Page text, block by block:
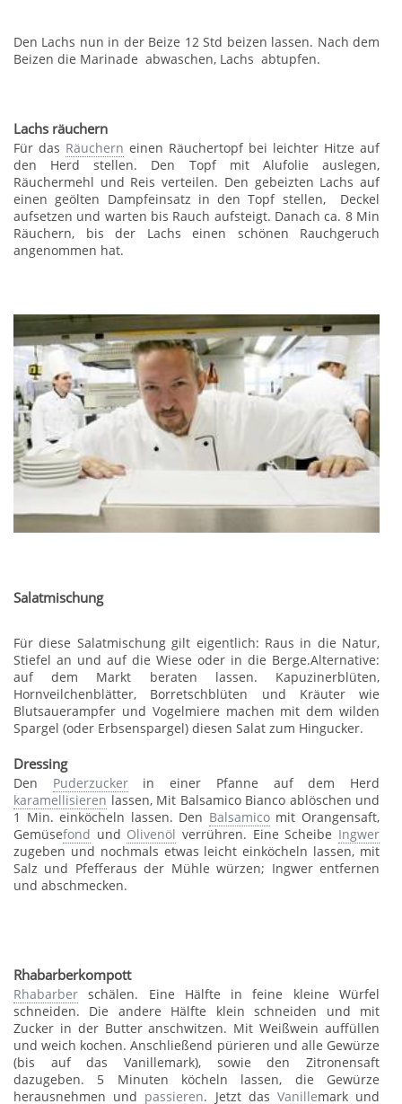
Den Lachs nun in der Beize 12 Std beizen lassen. Nach dem
Beizen die Marinade abwaschen, Lachs abtupfen.
Lachs räuchern
Für das Räuchern einen Räuchertopf bei leichter Hitze auf
den Herd stellen. Den Topf mit Alufolie auslegen,
Räuchermehl und Reis verteilen. Den gebeizten Lachs auf
einen geölten Dampfeinsatz in den Topf stellen, Deckel
aufsetzen und warten bis Rauch aufsteigt. Danach ca. 8 Min
Räuchern, bis der Lachs einen schönen Rauchgeruch
angenommen hat.
Salatmischung
Für diese Salatmischung gilt eigentlich: Raus in die Natur,
Stiefel an und auf die Wiese oder in die Berge.Alternative:
auf dem Markt beraten lassen. Kapuzinerblüten,
Hornveilchenblätter, Borretschblüten und Kräuter wie
Blutsauerampfer und Vogelmiere machen mit dem wilden
Spargel (oder Erbsenspargel) diesen Salat zum Hingucker.
Dressing
Den Puderzuckerin einer Pfanne auf dem Herd
karamellisieren lassen, Mit Balsamico Bianco ablöschen und
1 Min. einköcheln lassen. Den Balsamicomit Orangensaft,
Gemüsefond und Olivenöl verrühren. Eine Scheibe Ingwer
zugeben und nochmals etwas leicht einköcheln lassen, mit
Salz und Pfefferaus der Mühle würzen; Ingwer entfernen
und abschmecken.
Rhabarberkompott
Rhabarber schälen. Eine Hälfte in feine kleine Würfel
schneiden. Die andere Hälfte klein schneiden und mit
Zucker in der Butter anschwitzen. Mit Weißwein auffüllen
und weich kochen. Anschließend pürieren und alle Gewürze
(bis auf das Vanillemark), sowie den Zitronensaft
dazugeben. 5 Minuten köcheln lassen, die Gewürze
herausnehmen und passieren. Jetzt das Vanillemark und